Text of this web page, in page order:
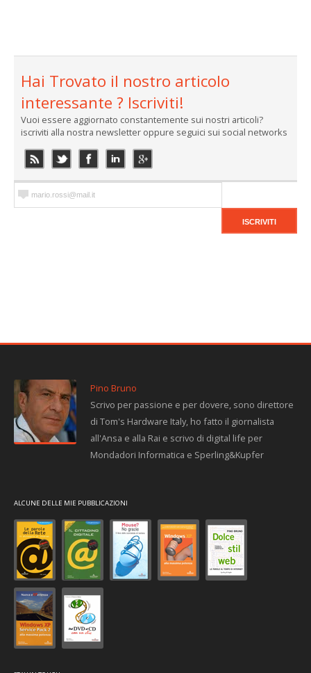
Hai Trovato il nostro articolo
interessante ? Iscriviti!
Vuoi essere aggiornato constantemente sui nostri articoli?
iscriviti alla nostra newsletter oppure seguici sui social networks
Pino Bruno
Scrivo per passione e per dovere, sono direttore
di Tom's Hardware Italy, ho fatto il giornalista
all'Ansa e alla Rai e scrivo di digital life per
Mondadori Informatica e Sperling&Kupfer
ALCUNE DELLE MIE PUBBLICAZIONI